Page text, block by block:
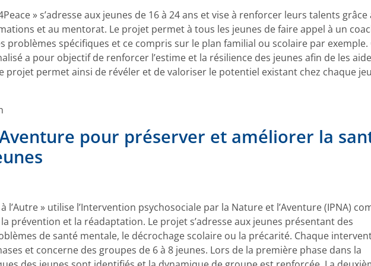
» s’adresse aux jeunes de 16 à 24 ans et vise à renforcer leurs talents grâce
et au mentorat. Le projet permet à tous les jeunes de faire appel à un
spécifiques et ce compris sur le plan familial ou scolaire par exemple.
a pour objectif de renforcer l’estime et la résilience des jeunes afin de les
projet permet ainsi de révéler et de valoriser le potentiel existant chez chaque
pour préserver et améliorer la
à l’Autre » utilise l’Intervention psychosociale par la Nature et l’Aventure (IPNA)
prévention et la réadaptation. Le projet s’adresse aux jeunes présentant des
de santé mentale, le décrochage scolaire ou la précarité. Chaque
et concerne des groupes de 6 à 8 jeunes. Lors de la première phase dans la